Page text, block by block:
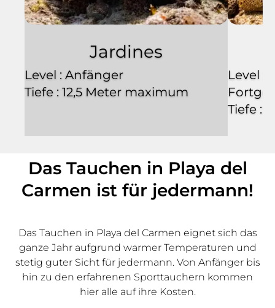
Jardines
Level : Anfänger
Tiefe : 12,5 Meter maximum
Level :
Tiefe :
Das Tauchen in Playa del
Carmen ist für jedermann!
Das Tauchen in Playa del Carmen eignet sich das
ganze Jahr aufgrund warmer Temperaturen und
stetig guter Sicht für jedermann. Von Anfänger bis
hin zu den erfahrenen Sporttauchern kommen
hier alle auf ihre Kosten.